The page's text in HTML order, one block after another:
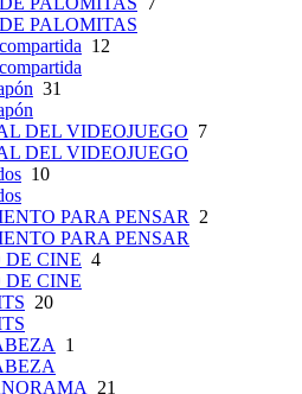
PALOMITAS
12
31
DEL VIDEOJUEGO 7
DEL VIDEOJUEGO
10
PARA PENSAR
2
PARA PENSAR
DE CINE 4
DE CINE
20
1
21